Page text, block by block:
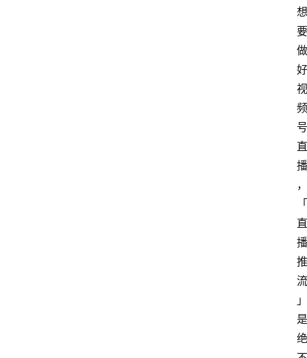
想
要
做
好
视
频
号
直
播
，
「
直
播
推
流
」
是
绝